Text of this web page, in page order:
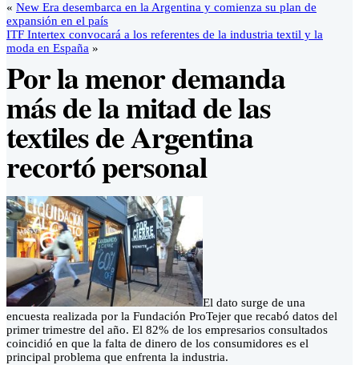
« New Era desembarca en la Argentina y comienza su plan de
expansión en el país
ITF Intertex convocará a los referentes de la industria textil y la
moda en España »
Por la menor demanda
más de la mitad de las
textiles de Argentina
recortó personal
El dato surge de una
encuesta realizada por la Fundación ProTejer que recabó datos del
primer trimestre del año. El 82% de los empresarios consultados
coincidió en que la falta de dinero de los consumidores es el
principal problema que enfrenta la industria.